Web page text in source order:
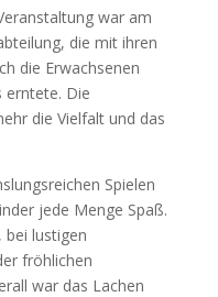
war am
die mit ihren
die Erwachsenen
erntete. Die
die Vielfalt und das
Spielen
jede Menge Spaß.
bei lustigen
fröhlichen
war das Lachen